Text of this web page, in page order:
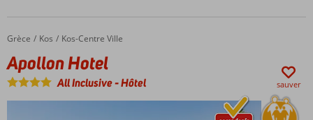
Accueil
Grèce Kos Kos-Centre Ville
Apollon Hotel
Apollon Hotel
All Inclusive-Hôtel sauver